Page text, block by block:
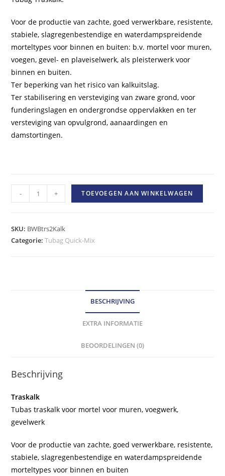
Voor de productie van zachte, goed verwerkbare, resistente,
stabiele, slagregenbestendige en waterdampspreidende
morteltypes voor binnen en buiten: b.v. mortel voor muren,
voegen, gevel- en plaveiselwerk, als pleisterwerk voor
binnen en buiten.
Ter beperking van het risico van kalkuitslag.
Ter stabilisering en versteviging van zware grond, voor
funderingslagen en ondergrondse oppervlakken en ter
versteviging van opvulgrond, aanaardingen en
damstortingen.
Traskalk
hoeveelheid
- + TOEVOEGEN AAN WINKELWAGEN
SKU: BWBtrs2Kalk
Categorie:Tubag Quick-Mix
BESCHRIJVING
EXTRA INFORMATIE
BEOORDELINGEN (0)
Beschrijving
Traskalk
Tubas traskalk voor mortel voor muren, voegwerk,
gevelwerk
Voor de productie van zachte, goed verwerkbare, resistente,
stabiele, slagregenbestendige en waterdampspreidende
morteltypes voor binnen en buiten